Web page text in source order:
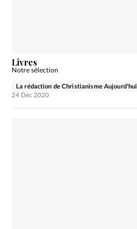
Livres
Notre sélection
La rédaction de Christianisme Aujourd'hui
24 Déc 2020